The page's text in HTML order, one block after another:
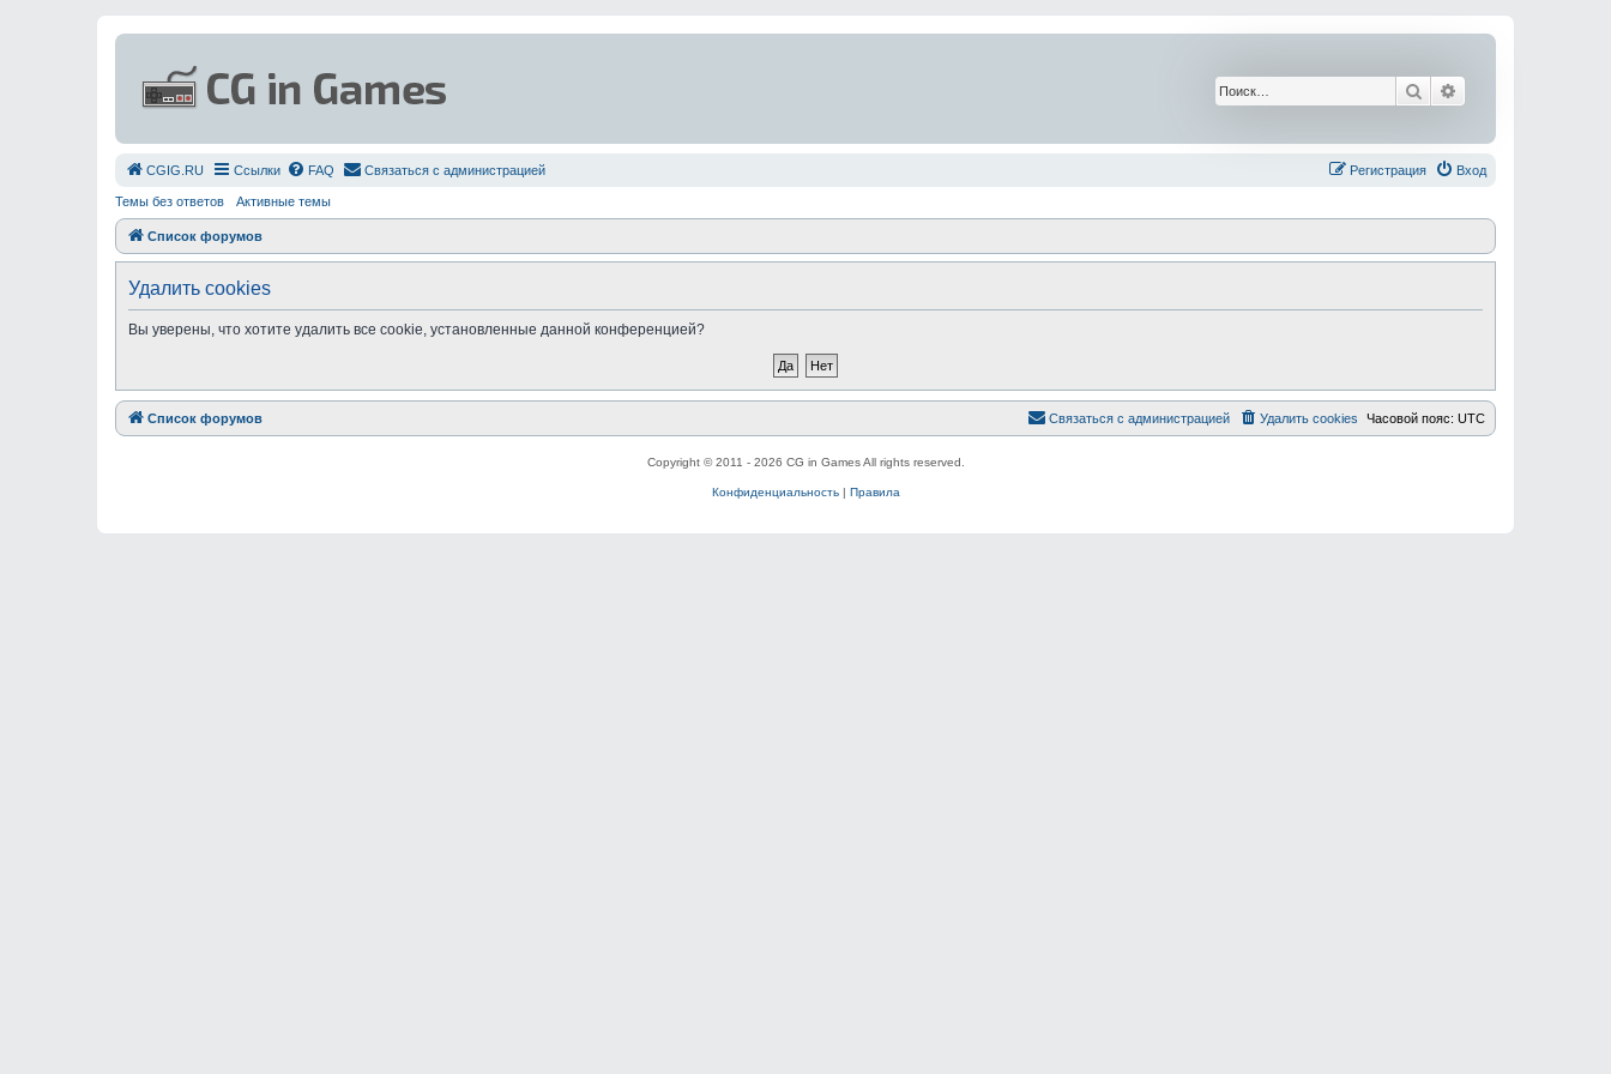
Поиск
СGIG.RU Ссылки FAQ Связаться с администрацией Вход
Регистрация
Темы без ответов Активные темы
Список форумов
Удалить cookies
Вы уверены, что хотите удалить все cookie, установленные данной конференцией?
Список форумов Часовой пояс: UTC
Удалить cookies
Связаться с администрацией
Copyright © 2011 - 2026 CG in Games All rights reserved.
Конфиденциальность| Правила